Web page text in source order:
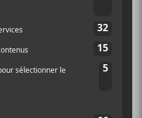
les dernières